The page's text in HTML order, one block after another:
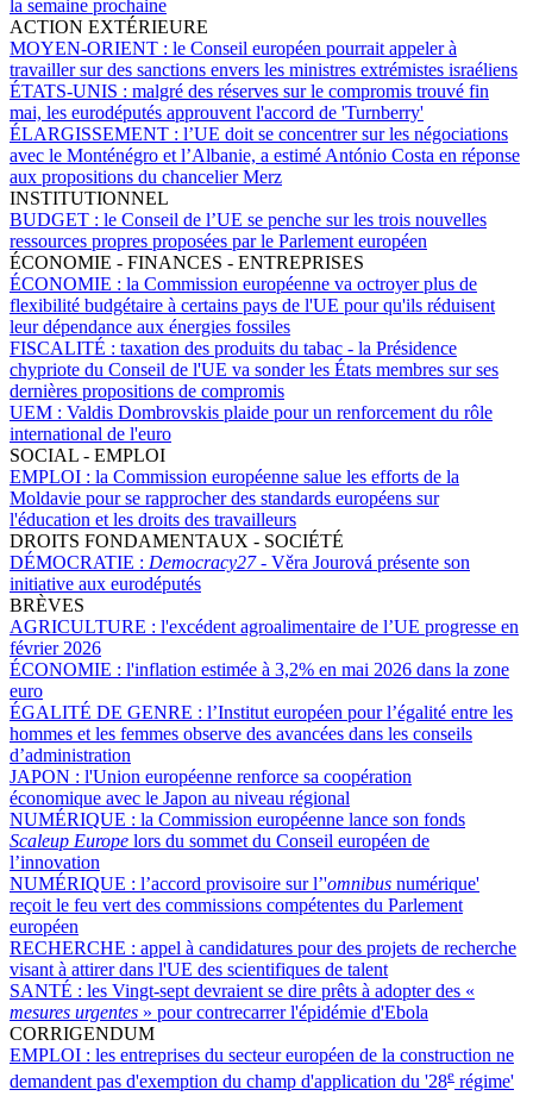
la semaine prochaine
ACTION EXTÉRIEURE
MOYEN-ORIENT : le Conseil européen pourrait appeler à
travailler sur des sanctions envers les ministres extrémistes israéliens
ÉTATS-UNIS : malgré des réserves sur le compromis trouvé fin
mai, les eurodéputés approuvent l'accord de 'Turnberry'
ÉLARGISSEMENT : l’UE doit se concentrer sur les négociations
avec le Monténégro et l’Albanie, a estimé António Costa en réponse
aux propositions du chancelier Merz
INSTITUTIONNEL
BUDGET : le Conseil de l’UE se penche sur les trois nouvelles
ressources propres proposées par le Parlement européen
ÉCONOMIE - FINANCES - ENTREPRISES
ÉCONOMIE : la Commission européenne va octroyer plus de
flexibilité budgétaire à certains pays de l'UE pour qu'ils réduisent
leur dépendance aux énergies fossiles
FISCALITÉ : taxation des produits du tabac - la Présidence
chypriote du Conseil de l'UE va sonder les États membres sur ses
dernières propositions de compromis
UEM : Valdis Dombrovskis plaide pour un renforcement du rôle
international de l'euro
SOCIAL - EMPLOI
EMPLOI : la Commission européenne salue les efforts de la
Moldavie pour se rapprocher des standards européens sur
l'éducation et les droits des travailleurs
DROITS FONDAMENTAUX - SOCIÉTÉ
DÉMOCRATIE : Democracy27 - Věra Jourová présente son
initiative aux eurodéputés
BRÈVES
AGRICULTURE : l'excédent agroalimentaire de l’UE progresse en
février 2026
ÉCONOMIE : l'inflation estimée à 3,2% en mai 2026 dans la zone
euro
ÉGALITÉ DE GENRE : l’Institut européen pour l’égalité entre les
hommes et les femmes observe des avancées dans les conseils
d’administration
JAPON : l'Union européenne renforce sa coopération
économique avec le Japon au niveau régional
NUMÉRIQUE : la Commission européenne lance son fonds
Scaleup Europe lors du sommet du Conseil européen de
l’innovation
NUMÉRIQUE : l’accord provisoire sur l’'omnibus numérique'
reçoit le feu vert des commissions compétentes du Parlement
européen
RECHERCHE : appel à candidatures pour des projets de recherche
visant à attirer dans l'UE des scientifiques de talent
SANTÉ : les Vingt-sept devraient se dire prêts à adopter des «
mesures urgentes » pour contrecarrer l'épidémie d'Ebola
CORRIGENDUM
EMPLOI : les entreprises du secteur européen de la construction ne
demandent pas d'exemption du champ d'application du '28e régime'